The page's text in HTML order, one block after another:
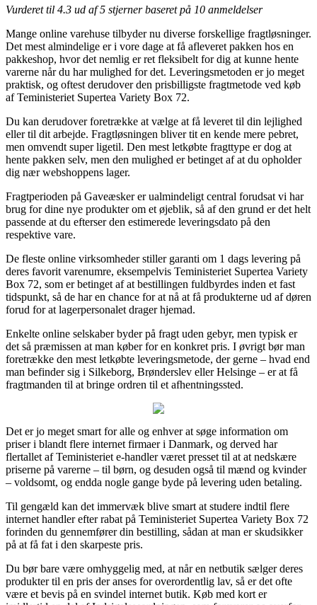
Vurderet til 4.3 ud af 5 stjerner baseret på 10 anmeldelser
Mange online varehuse tilbyder nu diverse forskellige fragtløsninger.
Det mest almindelige er i vore dage at få afleveret pakken hos en
pakkeshop, hvor det nemlig er ret fleksibelt for dig at kunne hente
varerne når du har mulighed for det. Leveringsmetoden er jo meget
praktisk, og oftest derudover den prisbilligste fragtmetode ved køb
af Teministeriet Supertea Variety Box 72.
Du kan derudover foretrække at vælge at få leveret til din lejlighed
eller til dit arbejde. Fragtløsningen bliver tit en kende mere pebret,
men omvendt super ligetil. Den mest letkøbte fragttype er dog at
hente pakken selv, men den mulighed er betinget af at du opholder
dig nær webshoppens lager.
Fragtperioden på Gaveæsker er ualmindeligt central forudsat vi har
brug for dine nye produkter om et øjeblik, så af den grund er det helt
passende at du efterser den estimerede leveringsdato på den
respektive vare.
De fleste online virksomheder stiller garanti om 1 dags levering på
deres favorit varenumre, eksempelvis Teministeriet Supertea Variety
Box 72, som er betinget af at bestillingen fuldbyrdes inden et fast
tidspunkt, så de har en chance for at nå at få produkterne ud af døren
forud for at lagerpersonalet drager hjemad.
Enkelte online selskaber byder på fragt uden gebyr, men typisk er
det så præmissen at man køber for en konkret pris. I øvrigt bør man
foretrække den mest letkøbte leveringsmetode, der gerne – hvad end
man befinder sig i Silkeborg, Brønderslev eller Helsinge – er at få
fragtmanden til at bringe ordren til et afhentningssted.
Det er jo meget smart for alle og enhver at søge information om
priser i blandt flere internet firmaer i Danmark, og derved har
flertallet af Teministeriet e-handler været presset til at at nedskære
priserne på varerne – til børn, og desuden også til mænd og kvinder
– voldsomt, og endda nogle gange byde på levering uden betaling.
Til gengæld kan det immervæk blive smart at studere indtil flere
internet handler efter rabat på Teministeriet Supertea Variety Box 72
forinden du gennemfører din bestilling, sådan at man er skudsikker
på at få fat i den skarpeste pris.
Du bør bare være omhyggelig med, at når en netbutik sælger deres
produkter til en pris der anses for overordentlig lav, så er det ofte
være et bevis på en svindel internet butik. Køb med kort er